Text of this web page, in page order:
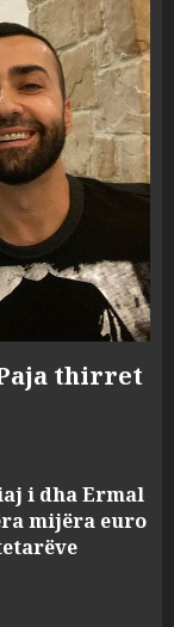
thirret
i dha Ermal
mijëra euro